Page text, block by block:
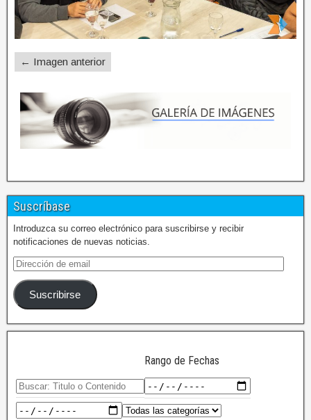
← Imagen anterior
Suscríbase
Introduzca su correo electrónico para suscribirse y recibir
notificaciones de nuevas noticias.
Suscribirse
Rango de Fechas